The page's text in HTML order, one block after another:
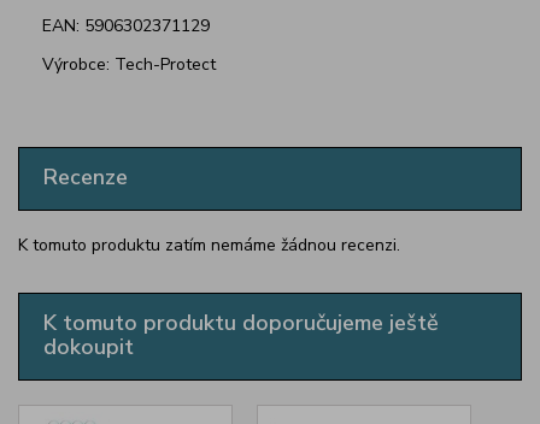
EAN: 5906302371129
Výrobce: Tech-Protect
Recenze
K tomuto produktu zatím nemáme žádnou recenzi.
K tomuto produktu doporučujeme ještě
dokoupit